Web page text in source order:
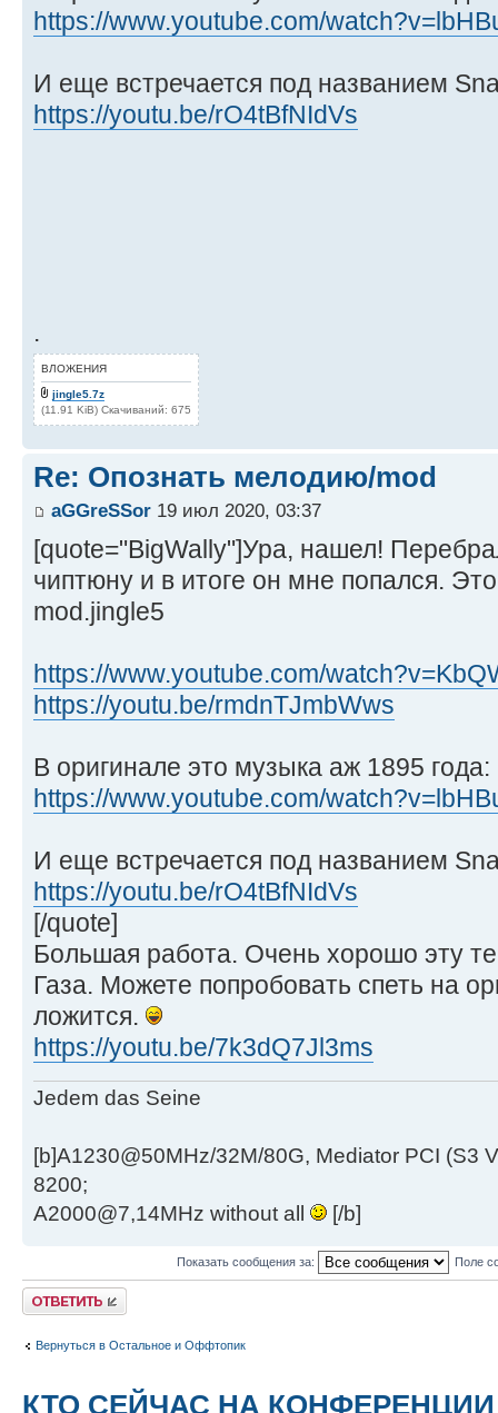
https://www.youtube.com/
И еще встречается под названием
https://youtu.be/rO4tBfNIdVs
.
ВЛОЖЕНИЯ
jingle5.7z
(11.91 KiB) Скачиваний: 675
Re: Опознать мелодию/mod
aGGreSSor 19 июл 2020, 03:37
[quote="BigWally"]Ура, нашел!
чиптюну и в итоге он мне попался.
mod.jingle5
https://www.youtube.com/
https://youtu.be/rmdnTJmbWws
В оригинале это музыка аж 1895 года:
https://www.youtube.com/
И еще встречается под названием
https://youtu.be/rO4tBfNIdVs
[/quote]
Большая работа. Очень хорошо эту
Газа. Можете попробовать спеть на
ложится.
https://youtu.be/7k3dQ7Jl3ms
Jedem das Seine
[b]A1230@50MHz/32M/80G, Mediator PCI (S3
8200;
A2000@7,14MHz without all
[/b]
Показать сообщения за: Поле
Ответить
Вернуться в Остальное и Оффтопик
КТО СЕЙЧАС НА КОНФЕРЕНЦИИ